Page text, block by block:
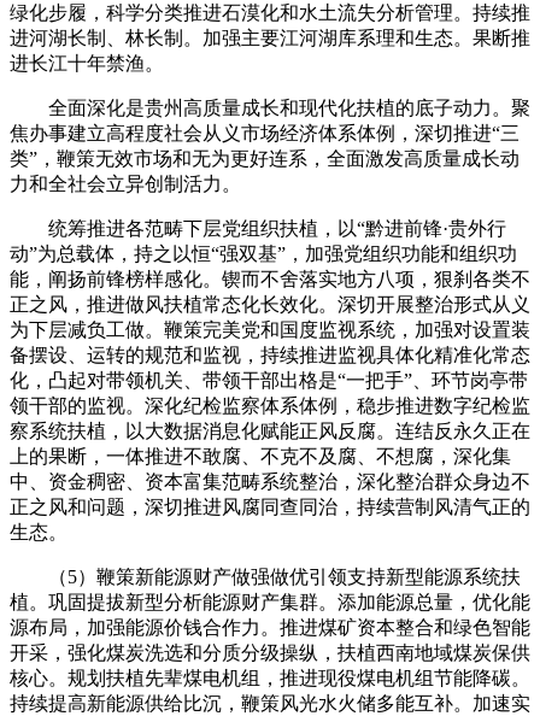
绿化步履，科学分类推进石漠化和水土流失分析管理。持续推
进河湖长制、林长制。加强主要江河湖库系理和生态。果断推
进长江十年禁渔。
全面深化是贵州高质量成长和现代化扶植的底子动力。聚
焦办事建立高程度社会从义市场经济体系体例，深切推进“三
类”，鞭策无效市场和无为更好连系，全面激发高质量成长动
力和全社会立异创制活力。
统筹推进各范畴下层党组织扶植，以“黔进前锋·贵外行
动”为总载体，持之以恒“强双基”，加强党组织功能和组织功
能，阐扬前锋榜样感化。锲而不舍落实地方八项，狠刹各类不
正之风，推进做风扶植常态化长效化。深切开展整治形式从义
为下层减负工做。鞭策完美党和国度监视系统，加强对设置装
备摆设、运转的规范和监视，持续推进监视具体化精准化常态
化，凸起对带领机关、带领干部出格是“一把手”、环节岗亭带
领干部的监视。深化纪检监察体系体例，稳步推进数字纪检监
察系统扶植，以大数据消息化赋能正风反腐。连结反永久正在
上的果断，一体推进不敢腐、不克不及腐、不想腐，深化集
中、资金稠密、资本富集范畴系统整治，深化整治群众身边不
正之风和问题，深切推进风腐同查同治，持续营制风清气正的
生态。
（5）鞭策新能源财产做强做优引领支持新型能源系统扶
植。巩固提拔新型分析能源财产集群。添加能源总量，优化能
源布局，加强能源价钱合作力。推进煤矿资本整合和绿色智能
开采，强化煤炭洗选和分质分级操纵，扶植西南地域煤炭保供
核心。规划扶植先辈煤电机组，推进现役煤电机组节能降碳。
持续提高新能源供给比沉，鞭策风光水火储多能互补。加速实